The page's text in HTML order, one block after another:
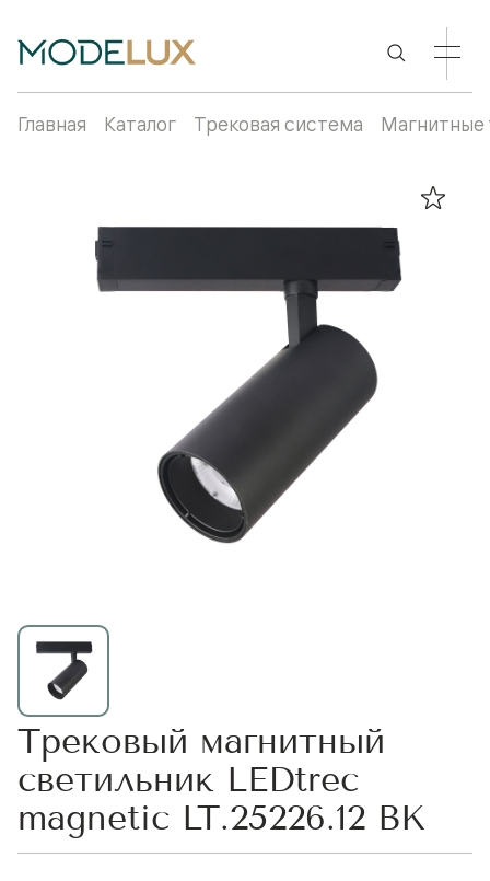
Главная Каталог Трековая система Магнитные
Трековый магнитный
светильник LEDtrec
magnetic LT.25226.12 BK